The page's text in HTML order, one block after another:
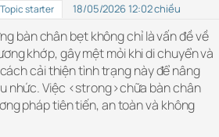
Topic starter 18/05/2026 12:02 chiều
bàn chân bẹt không chỉ là vấn đề về
khớp, gây mệt mỏi khi di chuyển và
cải thiện tình trạng này để nâng
nhức. Việc <strong>chữa bàn chân
pháp tiên tiến, an toàn và không